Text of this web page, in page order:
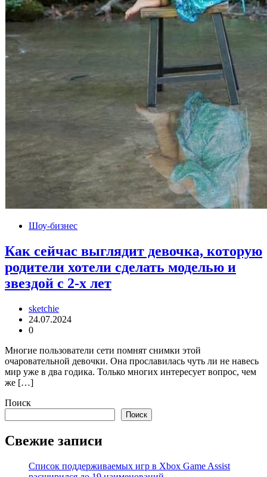
Шоу-бизнес
Как сейчас выглядит девочка, которую
родители хотели сделать моделью и
звездой с 2-х лет
sketchie
24.07.2024
0
Многие пользователи сети помнят снимки этой
очаровательной девочки. Она прославилась чуть ли не навесь
мир уже в два годика. Только многих интересует вопрос, чем
же […]
Поиск
Поиск
Свежие записи
Список поддерживаемых игр в Xbox Game Assist